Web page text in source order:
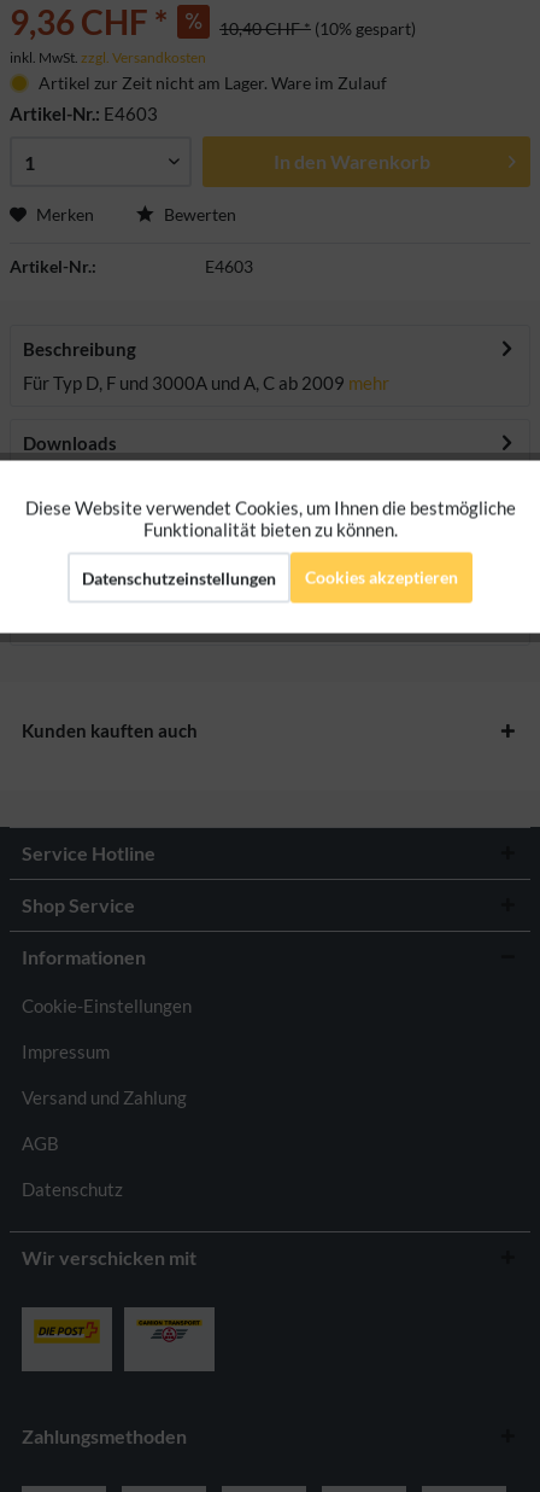
9,36 CHF * 10,40 CHF * (10% gespart)
inkl. MwSt. zzgl. Versandkosten
Artikel zur Zeit nicht am Lager. Ware im Zulauf
Artikel-Nr.: E4603
In den Warenkorb
Merken Bewerten
Artikel-Nr.: E4603
Beschreibung
Für Typ D, F und 3000A und A, C ab 2009 mehr
Downloads
Bewertungen
0
Bewertungen lesen, schreiben und diskutieren...mehr
Herstellerangaben
Kunden kauften auch
Service Hotline
Shop Service
Informationen
Cookie-Einstellungen
Impressum
Versand und Zahlung
AGB
Datenschutz
Wir verschicken mit
Zahlungsmethoden
Funktionale Aktiv
Marketing Aktiv
Personalisierung
Diese Website verwendet Cookies, um Ihnen die bestmögliche
Funktionalität bieten zu können.
Datenschutzeinstellungen Cookies akzeptieren